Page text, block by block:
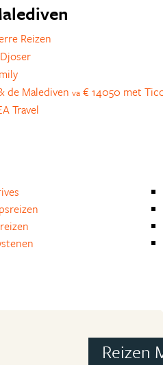
Reizen
de Malediven va € 14050 met
Travel
Reizen